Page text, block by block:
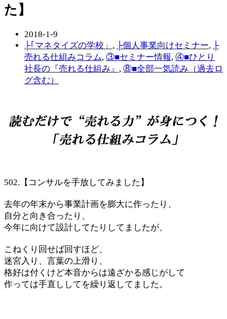
た】
2018-1-9
├｢マネタイズの学校」 , ├個人事業向けセミナー, ├
売れる仕組みコラム, ③■セミナー情報, ④■ひとり
社長の『売れる仕組み』 , ⑧■全部一気読み（過去ロ
グ含む）
502.【コンサルを手放してみました】
去年の年末から事業計画を膨大に作ったり、
自分と向き合ったり、
今年に向けて設計してたりしてましたが、
こねくり回せば回すほど、
迷宮入り、言葉の上滑り、
格好は付くけど本音からは遠ざかる感じがして
作っては手直ししてを繰り返してました。